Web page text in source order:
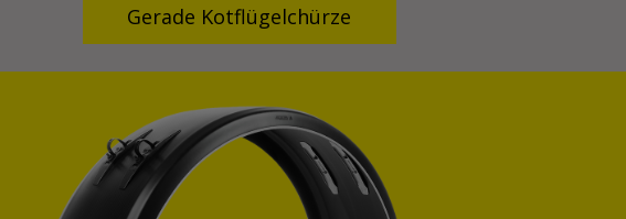
Gerade Kotflügelchürze